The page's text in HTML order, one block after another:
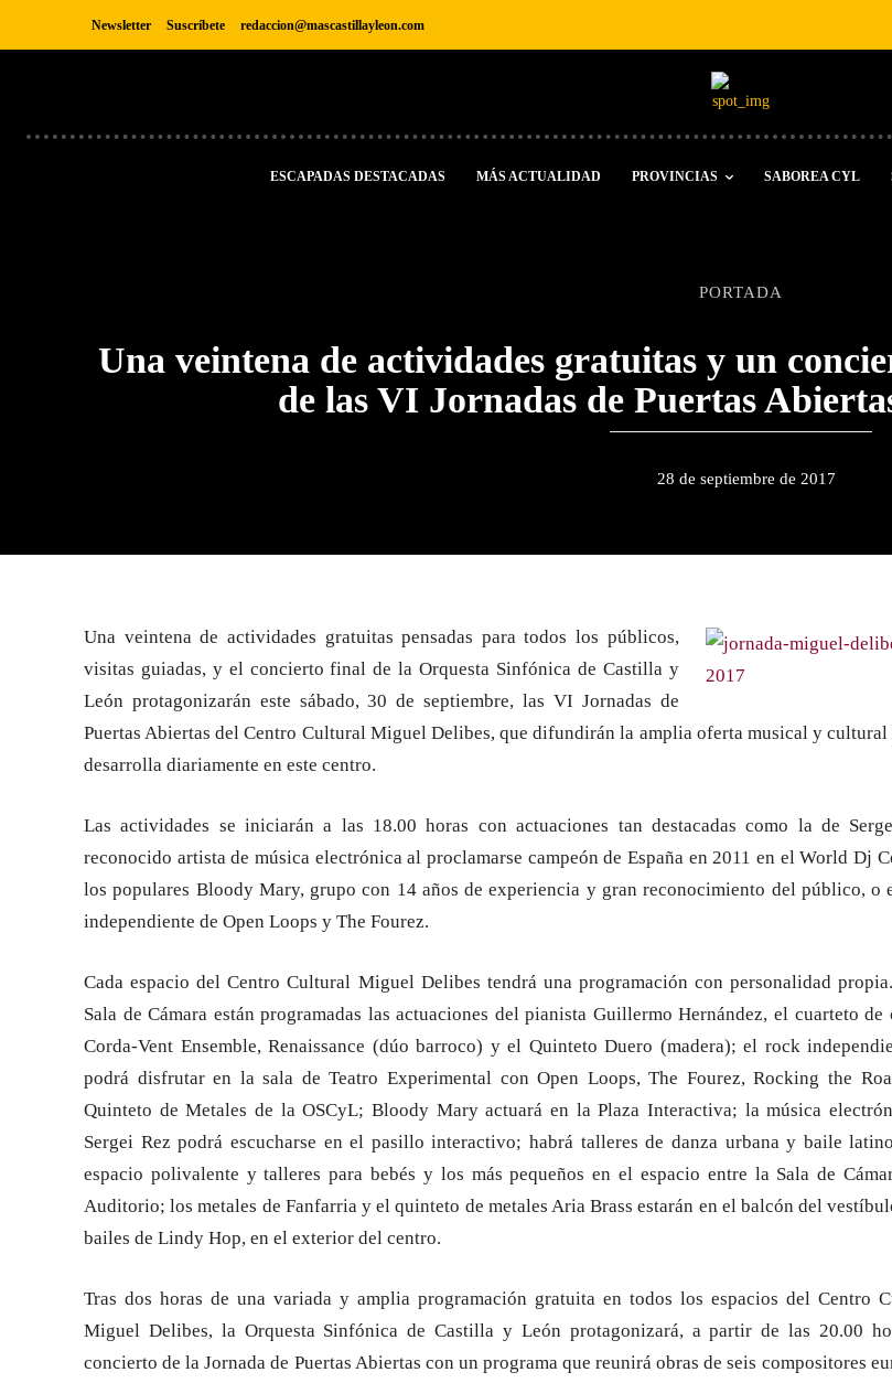
Newsletter Suscríbete redaccion@mascastillayleon.com
ESCAPADAS DESTACADAS MÁS ACTUALIDAD PROVINCIAS SABOREA CYL
PORTADA
Una veintena de actividades gratuitas y un
de las VI Jornadas de Puertas
28 de septiembre de 2017
Una veintena de actividades gratuitas pensadas para todos los públicos,
visitas guiadas, y el concierto final de la Orquesta Sinfónica de Castilla y
León protagonizarán este sábado, 30 de septiembre, las VI Jornadas de
Puertas Abiertas del Centro Cultural Miguel Delibes, que difundirán la amplia oferta musical y cultural
desarrolla diariamente en este centro.
Las actividades se iniciarán a las 18.00 horas con actuaciones tan destacadas como la de
reconocido artista de música electrónica al proclamarse campeón de España en 2011 en el World Dj
los populares Bloody Mary, grupo con 14 años de experiencia y gran reconocimiento del público, o
independiente de Open Loops y The Fourez.
Cada espacio del Centro Cultural Miguel Delibes tendrá una programación con personalidad
Sala de Cámara están programadas las actuaciones del pianista Guillermo Hernández, el cuarteto de
Corda-Vent Ensemble, Renaissance (dúo barroco) y el Quinteto Duero (madera); el rock
podrá disfrutar en la sala de Teatro Experimental con Open Loops, The Fourez, Rocking the
Quinteto de Metales de la OSCyL; Bloody Mary actuará en la Plaza Interactiva; la música
Sergei Rez podrá escucharse en el pasillo interactivo; habrá talleres de danza urbana y baile
espacio polivalente y talleres para bebés y los más pequeños en el espacio entre la Sala de
Auditorio; los metales de Fanfarria y el quinteto de metales Aria Brass estarán en el balcón del
bailes de Lindy Hop, en el exterior del centro.
Tras dos horas de una variada y amplia programación gratuita en todos los espacios del Centro
Miguel Delibes, la Orquesta Sinfónica de Castilla y León protagonizará, a partir de las 20.00
concierto de la Jornada de Puertas Abiertas con un programa que reunirá obras de seis compositores